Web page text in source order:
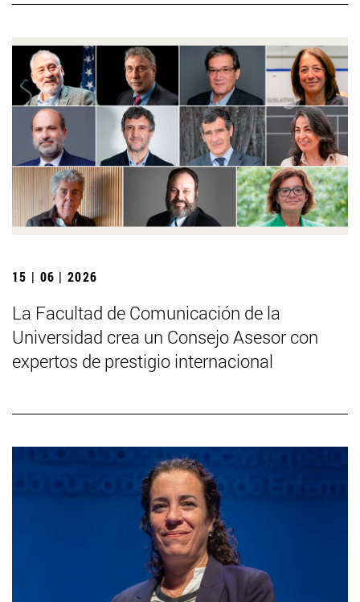
15 | 06 | 2026
La Facultad de Comunicación de la
Universidad crea un Consejo Asesor con
expertos de prestigio internacional